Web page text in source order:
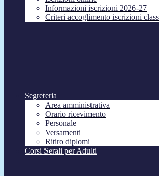
Informazioni iscrizioni 2026-27
Criteri accoglimento iscrizioni
Segreteria
Area amministrativa
Orario ricevimento
Personale
Versamenti
Ritiro diplomi
Corsi Serali per Adulti